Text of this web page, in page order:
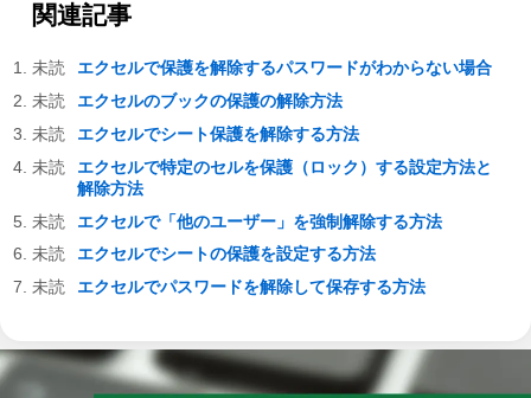
関連記事
エクセルで保護を解除するパスワードがわからない場合
エクセルのブックの保護の解除方法
エクセルでシート保護を解除する方法
エクセルで特定のセルを保護（ロック）する設定方法と
解除方法
エクセルで「他のユーザー」を強制解除する方法
エクセルでシートの保護を設定する方法
エクセルでパスワードを解除して保存する方法